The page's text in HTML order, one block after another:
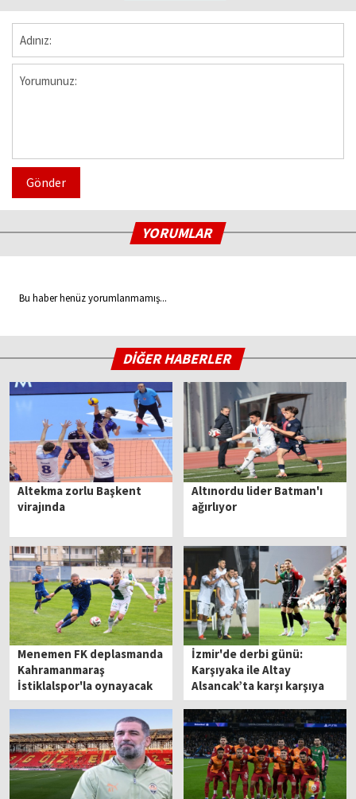
Gönder
YORUMLAR
Bu haber henüz yorumlanmamış...
DİĞER HABERLER
Altekma zorlu Başkent
virajında
Altınordu lider Batman'ı
ağırlıyor
Menemen FK deplasmanda
Kahramanmaraş
İstiklalspor'la oynayacak
İzmir'de derbi günü:
Karşıyaka ile Altay
Alsancak’ta karşı karşıya